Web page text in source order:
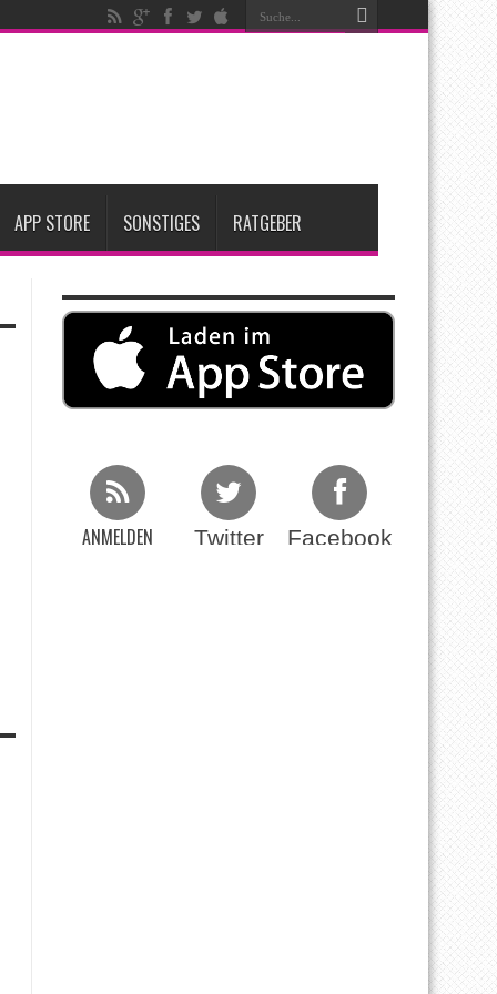
Apple übernimmt Softwarefirma PlasmaSolve
APP STORE SONSTIGES RATGEBER
ANMELDEN Twitter Facebook